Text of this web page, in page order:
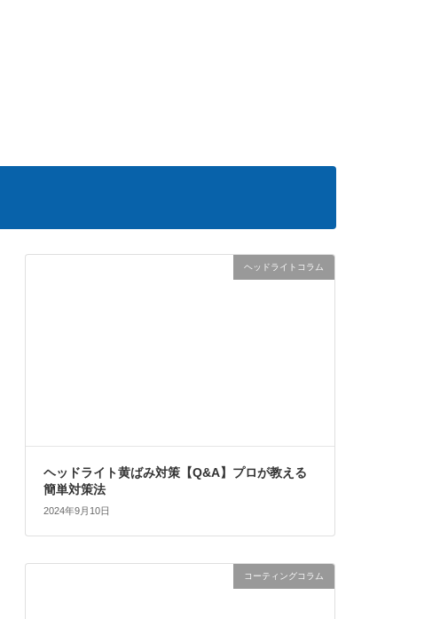
ヘッドライトコラム
ヘッドライト黄ばみ対策【Q&A】プロが教える
簡単対策法
2024年9月10日
コーティングコラム